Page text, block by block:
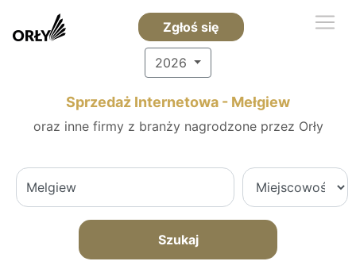
Zgłoś się
2026
Sprzedaż Internetowa - Mełgiew
oraz inne firmy z branży nagrodzone przez Orły
Szukaj